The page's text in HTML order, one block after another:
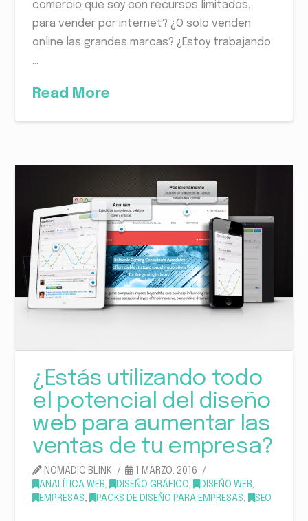
comercio que soy con recursos limitados,
para vender por internet? ¿O solo venden
online las grandes marcas? ¿Estoy trabajando
…
Read More
¿Estás utilizando todo
el potencial del diseño
web para aumentar las
ventas de tu empresa?
NOMADIC BLINK
1 MARZO, 2016
ANALÍTICA WEB
DISEÑO GRÁFICO DISEÑO WEB
EMPRESAS
PACKS DE DISEÑO PARA EMPRESAS SEO